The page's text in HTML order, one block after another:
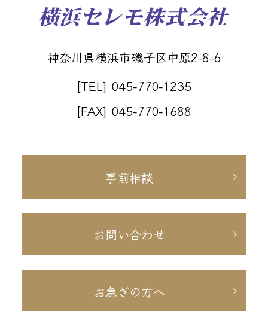
神奈川県横浜市磯子区中原2-8-6
[TEL] 045-770-1235
[FAX] 045-770-1688
事前相談
お問い合わせ
お急ぎの方へ